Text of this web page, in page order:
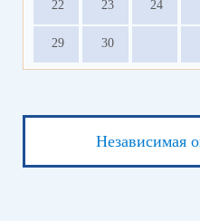
22 23 24
29 30
Независимая